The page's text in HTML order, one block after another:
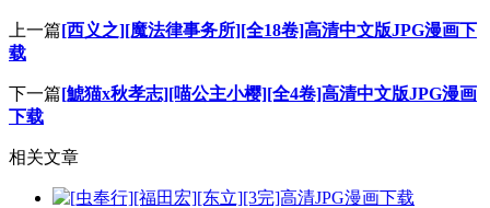
上一篇[西义之][魔法律事务所][全18卷]高清中文版JPG漫画下
载
下一篇[鯱猫x秋孝志][喵公主小樱][全4卷]高清中文版JPG漫画
下载
相关文章